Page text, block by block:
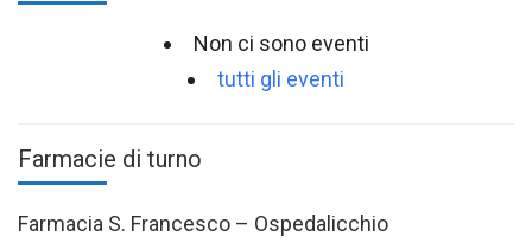
Non ci sono eventi
tutti gli eventi
Farmacie di turno
Farmacia S. Francesco – Ospedalicchio